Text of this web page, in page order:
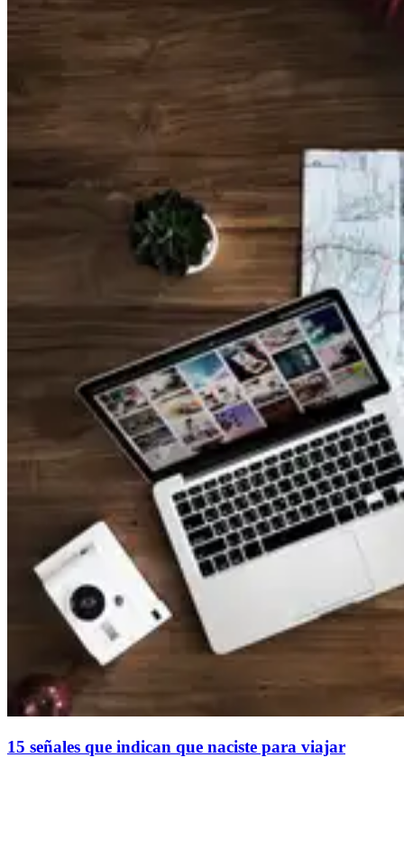
15 señales que indican que naciste para viajar